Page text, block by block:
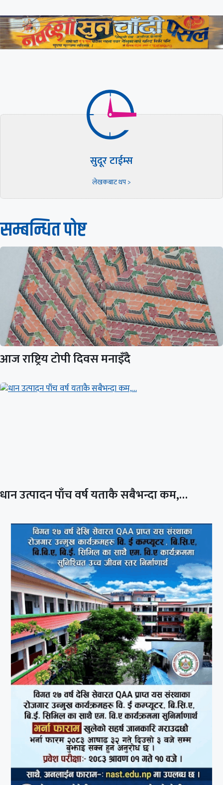
सुदूर टाईम्स
लेखकबाट थप >
सम्बन्धित पाेष्ट
आज राष्ट्रिय टोपी दिवस मनाइँदै
धान उत्पादन पाँच वर्ष यताकै सबैभन्दा कम,…